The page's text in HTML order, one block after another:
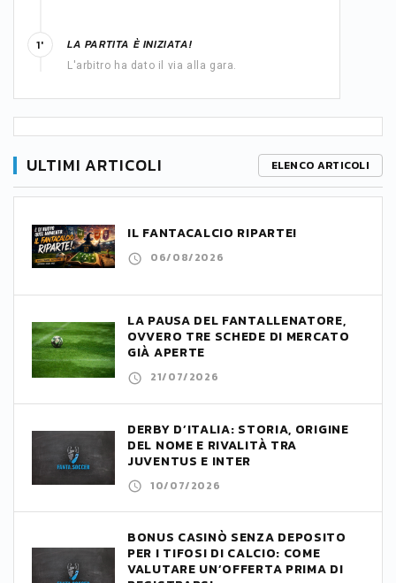
LA PARTITA È INIZIATA!
L'arbitro ha dato il via alla gara.
1'
ULTIMI ARTICOLI ELENCO ARTICOLI
IL FANTACALCIO RIPARTE!
06/08/2026
LA PAUSA DEL FANTALLENATORE,
OVVERO TRE SCHEDE DI MERCATO
GIÀ APERTE
21/07/2026
DERBY D’ITALIA: STORIA, ORIGINE
DEL NOME E RIVALITÀ TRA
JUVENTUS E INTER
10/07/2026
BONUS CASINÒ SENZA DEPOSITO
PER I TIFOSI DI CALCIO: COME
VALUTARE UN’OFFERTA PRIMA DI